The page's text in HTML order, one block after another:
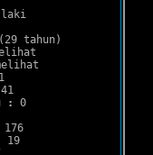
laki
tahun)
1
41
:
0
176
19